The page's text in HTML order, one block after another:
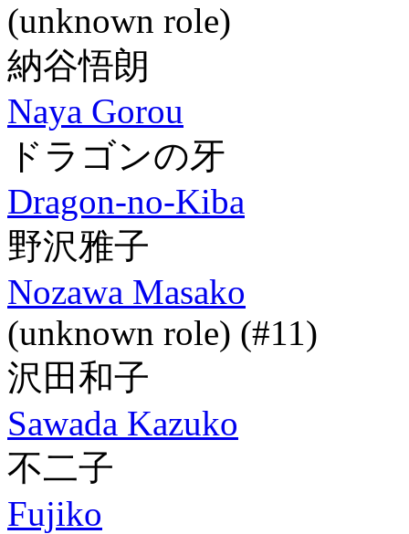
(unknown role)
納谷悟朗
Naya Gorou
ドラゴンの牙
Dragon-no-Kiba
野沢雅子
Nozawa Masako
(unknown role) (#11)
沢田和子
Sawada Kazuko
不二子
Fujiko